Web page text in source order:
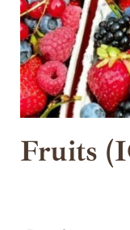
Fruits